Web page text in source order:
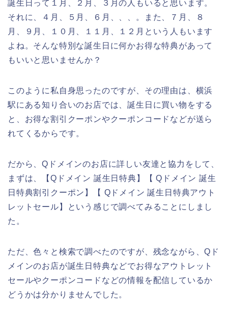
誕生日って１月、２月、３月の人もいると思います。
それに、４月、５月、６月、、、。また、７月、８
月、９月、１０月、１１月、１２月という人もいます
よね。そんな特別な誕生日に何かお得な特典があって
もいいと思いませんか？
このように私自身思ったのですが、その理由は、横浜
駅にある知り合いのお店では、誕生日に買い物をする
と、お得な割引クーポンやクーポンコードなどが送ら
れてくるからです。
だから、Qドメインのお店に詳しい友達と協力をして、
まずは、【Qドメイン 誕生日特典】【 Qドメイン 誕生
日特典割引クーポン】【 Qドメイン 誕生日特典アウト
レットセール】という感じで調べてみることにしまし
た。
ただ、色々と検索で調べたのですが、残念ながら、Qド
メインのお店が誕生日特典などでお得なアウトレット
セールやクーポンコードなどの情報を配信しているか
どうかは分かりませんでした。